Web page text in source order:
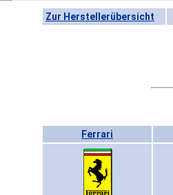
Zur Herstellerübersicht
Ferrari